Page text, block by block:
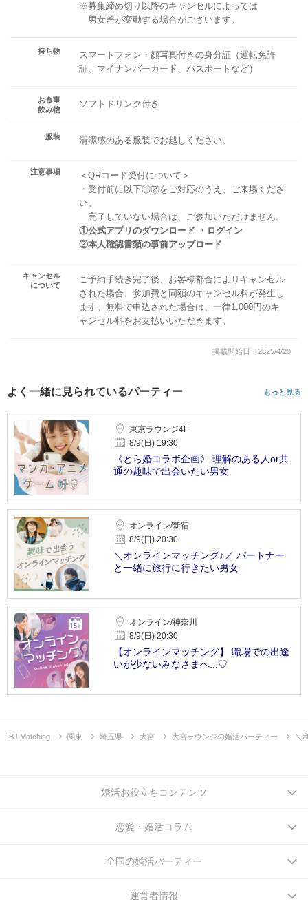
※募集締め切り以降のキャンセルによっては
男女差が変動する場合がございます。
持ち物
スマートフォン・顔写真付きの身分証（運転免許
証、マイナンバーカード、パスポートなど）
お食事
飲み物
ソフトドリンク付き
服装 清潔感のある服装でお越しください。
注意事項
＜QRコード受付について＞
・受付前に以下①②をご対応のうえ、ご来場くださ
い。
完了していない場合は、ご参加いただけません。
①公式アプリのダウンロード ・ログイン
②本人確認書類の事前アップロード
キャンセル
について
ご予約手続き完了後、お客様都合によりキャンセル
された場合、参加費と同額のキャンセル料が発生し
ます。無料で申込された場合は、一律1,000円のキ
ャンセル料をお支払いいただきます。
掲載開始日：2025/4/20
よく一緒に見られているパーティー もっと見る
東京ラウンジ4F
8/9(日) 19:30
《とら婚コラボ企画》 理解のある人or共
通の趣味で出会いたい男女
オンライン/新宿
8/9(日) 20:30
＼オンラインマッチング♪／ パートナー
と一緒に旅行に行きたい男女
オンライン/神奈川
8/9(日) 20:30
【オンラインマッチング】 職場での出逢
いが少ないみなさまへ...♡
IBJ Matching 関東 埼玉県 大宮 大宮ラウンジの婚活パーティー ＼
婚活お役立ちコンテンツ
恋愛・婚活コラム
全国の婚活パーティー
運営者情報